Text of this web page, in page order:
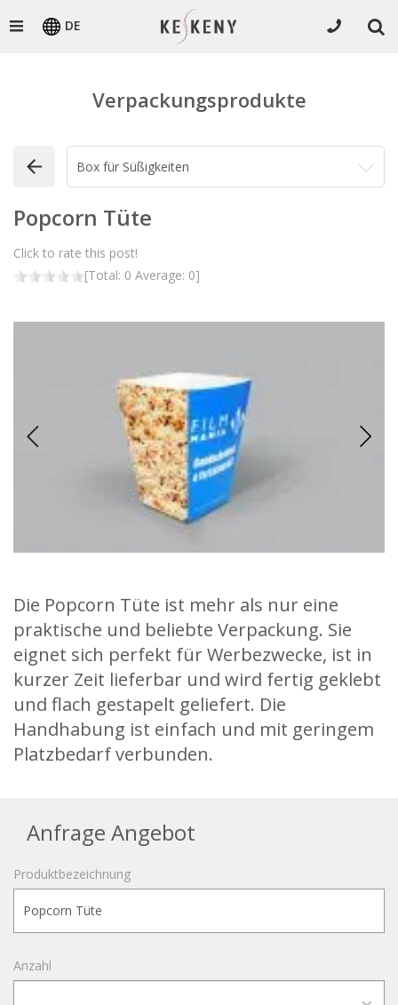
DE
Verpackungsprodukte
Popcorn Tüte
Click to rate this post!
[Total: 0 Average: 0]
Die Popcorn Tüte ist mehr als nur eine
praktische und beliebte Verpackung. Sie
eignet sich perfekt für Werbezwecke, ist in
kurzer Zeit lieferbar und wird fertig geklebt
und flach gestapelt geliefert. Die
Handhabung ist einfach und mit geringem
Platzbedarf verbunden.
Anfrage Angebot
Produktbezeichnung
Anzahl